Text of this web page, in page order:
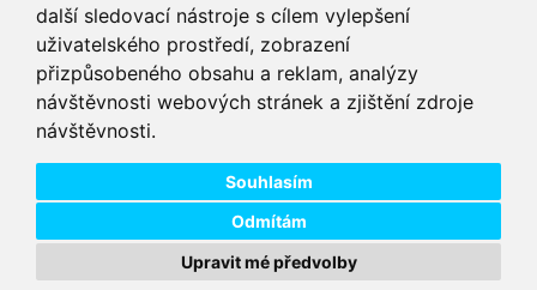
další sledovací nástroje s cílem vylepšení
uživatelského prostředí, zobrazení
přizpůsobeného obsahu a reklam, analýzy
návštěvnosti webových stránek a zjištění zdroje
návštěvnosti.
Souhlasím
Odmítám
Upravit mé předvolby
VIP servis
na zakoupená
elektrokola
Testovací trať
možnost vyzkoušet si
elektrokola
Doprava ZDARMA
pro objednávky nad 1600 zboží skladem při
Copyright © 2026 DD PNEU s.r.o. Všechna práva vyhrazena.